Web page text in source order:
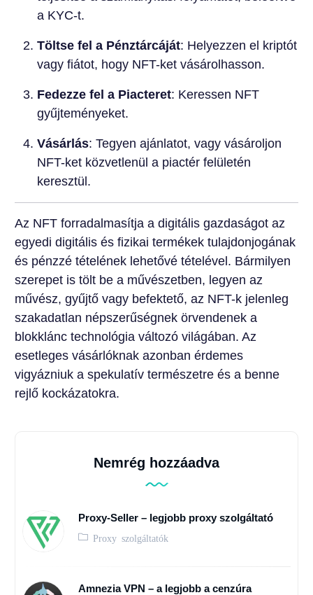
a KYC-t.
Töltse fel a Pénztárcáját: Helyezzen el kriptót
vagy fiátot, hogy NFT-ket vásárolhasson.
Fedezze fel a Piacteret: Keressen NFT
gyűjteményeket.
Vásárlás: Tegyen ajánlatot, vagy vásároljon
NFT-ket közvetlenül a piactér felületén
keresztül.
Az NFT forradalmasítja a digitális gazdaságot az
egyedi digitális és fizikai termékek tulajdonjogának
és pénzzé tételének lehetővé tételével. Bármilyen
szerepet is tölt be a művészetben, legyen az
művész, gyűjtő vagy befektető, az NFT-k jelenleg
szakadatlan népszerűségnek örvendenek a
blokklánc technológia változó világában. Az
esetleges vásárlóknak azonban érdemes
vigyázniuk a spekulatív természetre és a benne
rejlő kockázatokra.
Nemrég hozzáadva
Proxy-Seller – legjobb proxy szolgáltató
Proxy szolgáltatók
Amnezia VPN – a legjobb a cenzúra